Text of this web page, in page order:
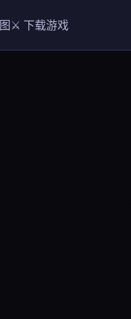
⚔️ 下载游戏